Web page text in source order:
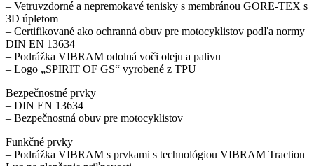
– Vetruvzdorné a nepremokavé tenisky s membránou GORE-TEX s
3D úpletom
– Certifikované ako ochranná obuv pre motocyklistov podľa normy
DIN EN 13634
– Podrážka VIBRAM odolná voči oleju a palivu
– Logo „SPIRIT OF GS“ vyrobené z TPU
Bezpečnostné prvky
– DIN EN 13634
– Bezpečnostná obuv pre motocyklistov
Funkčné prvky
– Podrážka VIBRAM s prvkami s technológiou VIBRAM Traction